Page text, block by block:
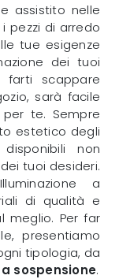
assistito nelle
pezzi di arredo
tue esigenze
dei tuoi
farti scappare
sarà facile
te. Sempre
estetico degli
non
tuoi desideri.
a
di qualità e
meglio. Per far
presentiamo
tipologia, da
a sospensione.